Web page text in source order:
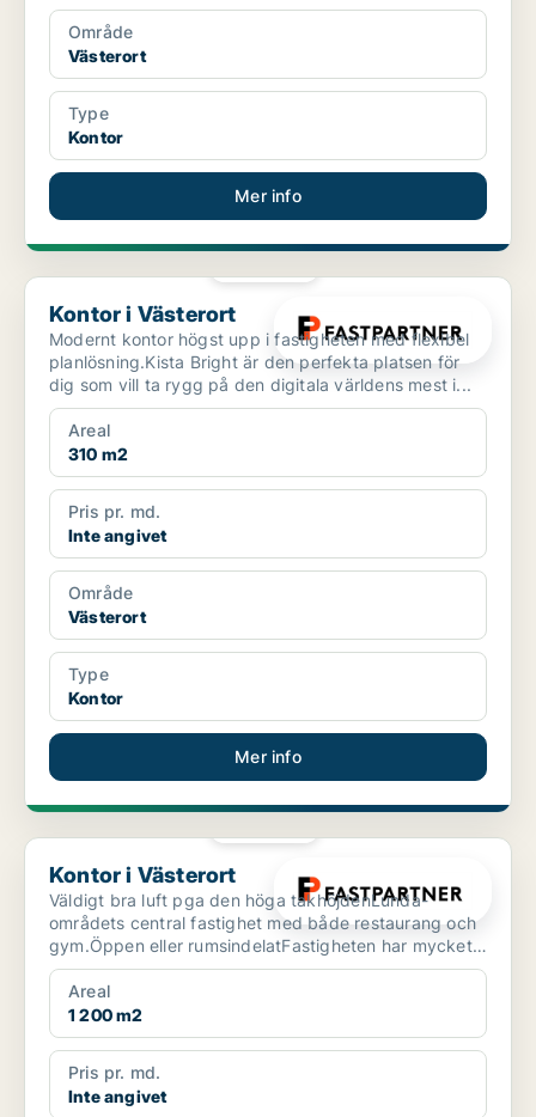
Område
Västerort
Type
Kontor
Mer info
Kontor i Västerort
Kontor i Västerort
Modernt kontor högst upp i fastigheten med flexibel
planlösning.Kista Bright är den perfekta platsen för
dig som vill ta rygg på den digitala världens mest i...
Areal
310 m2
Pris pr. md.
Inte angivet
Område
Västerort
Type
Kontor
Mer info
Kontor i Västerort
Kontor i Västerort
Väldigt bra luft pga den höga takhöjdenLunda-
områdets central fastighet med både restaurang och
gym.Öppen eller rumsindelatFastigheten har mycket
goda kommun...
Areal
1 200 m2
Pris pr. md.
Inte angivet